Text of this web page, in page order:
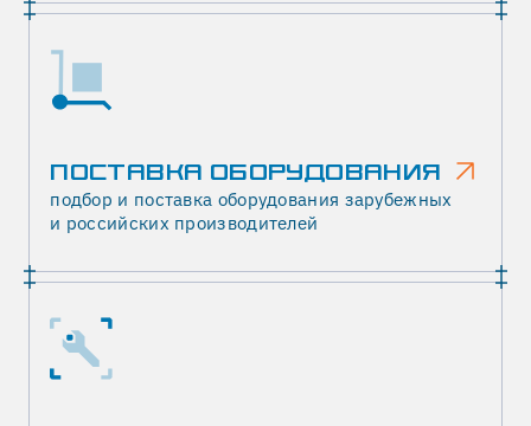
ПОСТАВКА ОБОРУДОВАНИЯ
подбор и поставка оборудования зарубежных
и российских производителей